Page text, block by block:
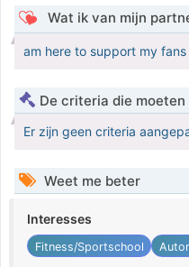
Wat ik van mijn
am here to support my
De criteria die
Er zijn geen criteria
Weet me beter
Interesses
Fitness/Sportschool